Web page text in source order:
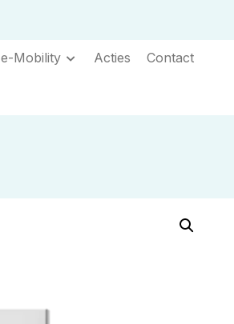
e-Mobility Acties Contact